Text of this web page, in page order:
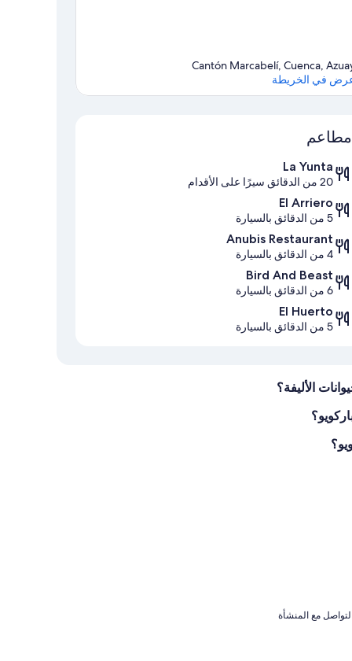
Cantón Marcabelí, Cuenca,
في الخريطة
مطاعم
La Yunta
20 من الدقائق سيرًا على الأقدام
El Arriero
5 من الدقائق بالسيارة
Anubis Restaurant
4 من الدقائق بالسيارة
Bird And Beast
6 من الدقائق بالسيارة
El Huerto
5 من الدقائق بالسيارة